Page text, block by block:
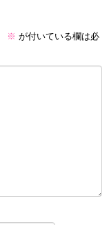
※ が付いている欄は必